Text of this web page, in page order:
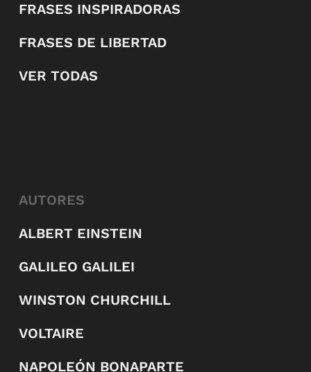
FRASES INSPIRADORAS
FRASES DE LIBERTAD
VER TODAS
AUTORES
ALBERT EINSTEIN
GALILEO GALILEI
WINSTON CHURCHILL
VOLTAIRE
NAPOLEÓN BONAPARTE